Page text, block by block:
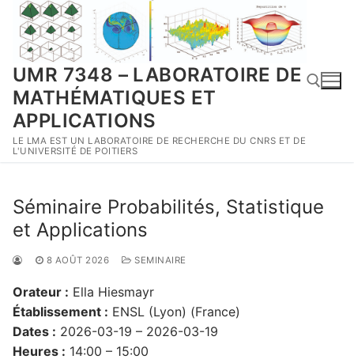
Aller
contenu
UMR 7348 – LABORATOIRE DE
MATHÉMATIQUES ET
APPLICATIONS
LE LMA EST UN LABORATOIRE DE RECHERCHE DU CNRS ET DE
L'UNIVERSITÉ DE POITIERS
Rechercher :
Séminaire Probabilités, Statistique
et Applications
8 AOÛT 2026 SEMINAIRE
Orateur : Ella Hiesmayr
Établissement : ENSL (Lyon) (France)
Dates : 2026-03-19 – 2026-03-19
Heures : 14:00 – 15:00